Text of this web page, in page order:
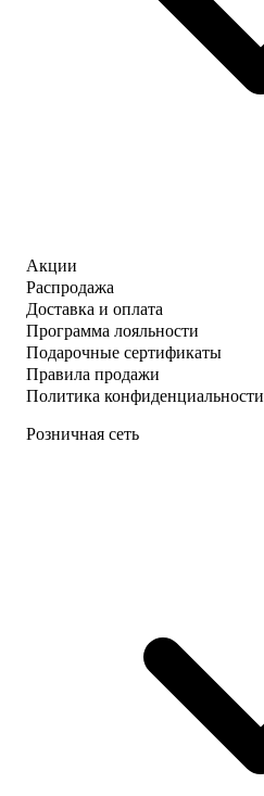
Акции
Распродажа
Доставка и оплата
Программа лояльности
Подарочные сертификаты
Правила продажи
Политика конфиденциальности
Розничная сеть